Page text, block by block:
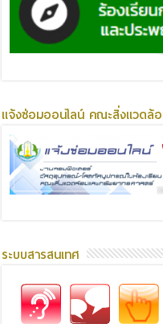
แจ้งซ่อมออนไลน์ คณะสิ่งแวดล้
ระบบสารสนเทศ